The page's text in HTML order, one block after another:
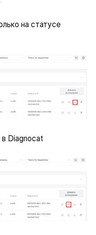
на статусе
Diagnocat